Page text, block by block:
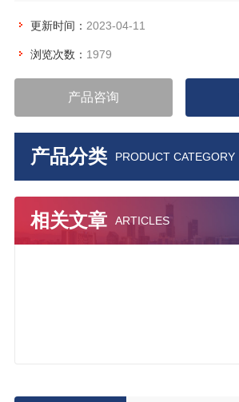
收集。
更新时间： 2023-04-11
浏览次数： 1979
产品咨询
产品分类 PRODUCT CATEGORY
相关文章 ARTICLES